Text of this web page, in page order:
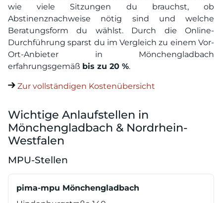
wie viele Sitzungen du brauchst, ob
Abstinenznachweise nötig sind und welche
Beratungsform du wählst. Durch die Online-
Durchführung sparst du im Vergleich zu einem Vor-
Ort-Anbieter in Mönchengladbach
erfahrungsgemäß bis zu 20 %.
Zur vollständigen Kostenübersicht
Wichtige Anlaufstellen in
Mönchengladbach & Nordrhein-
Westfalen
MPU-Stellen
pima-mpu Mönchengladbach